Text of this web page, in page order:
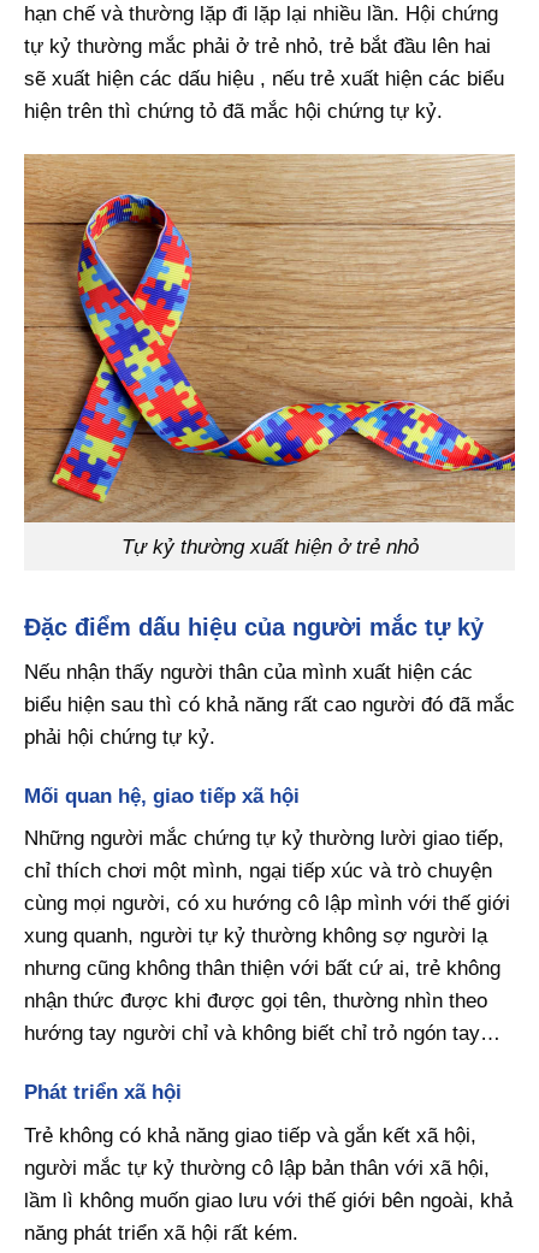
hạn chế và thường lặp đi lặp lại nhiều lần. Hội chứng
tự kỷ thường mắc phải ở trẻ nhỏ, trẻ bắt đầu lên hai
sẽ xuất hiện các dấu hiệu , nếu trẻ xuất hiện các biểu
hiện trên thì chứng tỏ đã mắc hội chứng tự kỷ.
Tự kỷ thường xuất hiện ở trẻ nhỏ
Đặc điểm dấu hiệu của người mắc tự kỷ
Nếu nhận thấy người thân của mình xuất hiện các
biểu hiện sau thì có khả năng rất cao người đó đã mắc
phải hội chứng tự kỷ.
Mối quan hệ, giao tiếp xã hội
Những người mắc chứng tự kỷ thường lười giao tiếp,
chỉ thích chơi một mình, ngại tiếp xúc và trò chuyện
cùng mọi người, có xu hướng cô lập mình với thế giới
xung quanh, người tự kỷ thường không sợ người lạ
nhưng cũng không thân thiện với bất cứ ai, trẻ không
nhận thức được khi được gọi tên, thường nhìn theo
hướng tay người chỉ và không biết chỉ trỏ ngón tay…
Phát triển xã hội
Trẻ không có khả năng giao tiếp và gắn kết xã hội,
người mắc tự kỷ thường cô lập bản thân với xã hội,
lầm lì không muốn giao lưu với thế giới bên ngoài, khả
năng phát triển xã hội rất kém.